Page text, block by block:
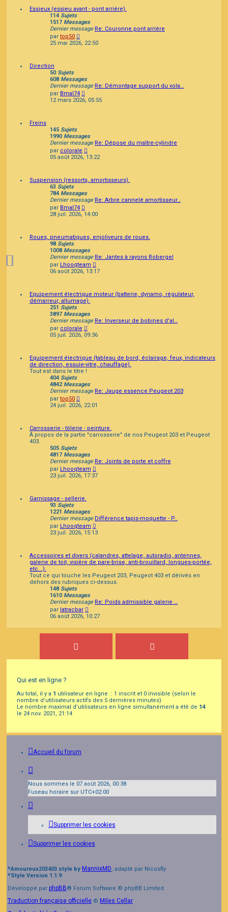
Essieux (essieu avant - pont arrière).
114 Sujets
1517 Messages
Dernier message Re: Couronne pont arrière
par top50
le
dernier
25 mai 2026, 22:50
Direction
50 Sujets
608 Messages
Dernier message Re: Démontage support du vola…
par Bmal74
le
dernier
12 mars 2026, 05:55
Freins
145 Sujets
1990Messages
Dernier message Re: Dépose du maître-cylindre
par colorale
le
05 août 2026, 13:22
Suspension (ressorts, amortisseurs).
63 Sujets
784 Messages
Dernier message Re: Arbre cannelé amortisseur…
par Bmal74
le
28 juil. 2026, 14:00
Roues, pneumatiques, enjoliveurs de roues.
98 Sujets
1008 Messages
Dernier message Re: Jantes à rayons Robergel
par Lhooqteam
le
06 août 2026, 13:17
Equipement électrique moteur (batterie, dynamo, régulateur,
démarreur, allumage).
251 Sujets
3897 Messages
Dernier message Re: Inverseur de bobines d'al…
par colorale
le
05 juil. 2026, 09:36
Equipement électrique (tableau de bord, éclairage, feux, indicateurs
de direction, essuie-vitre, chauffage).
Tout est dans le titre !
404 Sujets
4842Messages
Dernier message Re: Jauge essence Peugeot 203
par top50
le
dernier
24 juil. 2026, 22:01
Carrosserie - tôlerie - peinture.
À propos de la partie "carrosserie" de nos Peugeot 203 et Peugeot
403.
505 Sujets
4817 Messages
Dernier message Re: Joints de porte et coffre
par Lhooqteam
le
23 juil. 2026, 17:37
Garnissage - sellerie.
93 Sujets
1221 Messages
Dernier message Différence tapis-moquette - P…
par Lhooqteam
le
23 juil. 2026, 15:13
Accessoires et divers (calandres, attelage, autoradio, antennes,
galerie de toit, visière de pare-brise, anti-brouillard, longues-portée,
etc...).
Tout ce qui touche les Peugeot 203, Peugeot 403 et dérivés en
dehors des rubriques ci-dessus.
148 Sujets
1610Messages
Dernier message Re: Poids admissible galerie …
par latracbar
le
message
06 août 2026, 10:27
Qui est en ligne ?
Au total, il y a 1 utilisateur en ligne :: 1 inscrit et 0 invisible (selon le
nombre d’utilisateurs actifs des 5 dernières minutes)
Le nombre maximal d’utilisateurs en ligne simultanément a été de 14
le 24 nov. 2021, 21:14
Accueil du forum
Nous sommes le 07 août 2026, 00:38
Fuseau horaire sur UTC+02:00
Supprimer les cookies
Supprimer les cookies
*Amoureux203403 style by MannixMD, adapté par Nicosfly
*Style Version 1.1.9
Développé par phpBB® Forum Software © phpBB Limited
Traduction française officielle © Miles Cellar